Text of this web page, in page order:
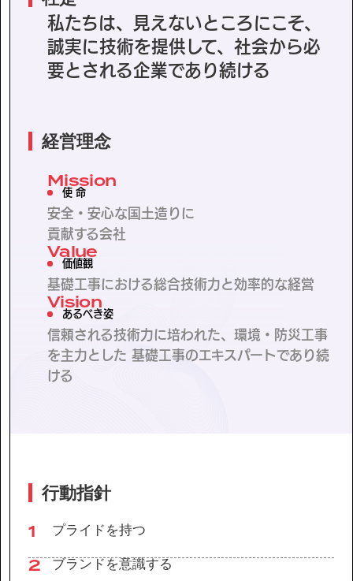
サイトマップ
私たちは、見えないところにこそ、
誠実に技術を提供して、社会から必
要とされる企業であり続ける
経営理念
Mission
使 命
安全・安心な国土造りに
貢献する会社
Value
価値観
基礎工事における総合技術力と効率的な経営
Vision
あるべき姿
信頼される技術力に培われた、環境・防災工事
を主力とした 基礎工事のエキスパートであり続
ける
行動指針
1 プライドを持つ
2 ブランドを意識する